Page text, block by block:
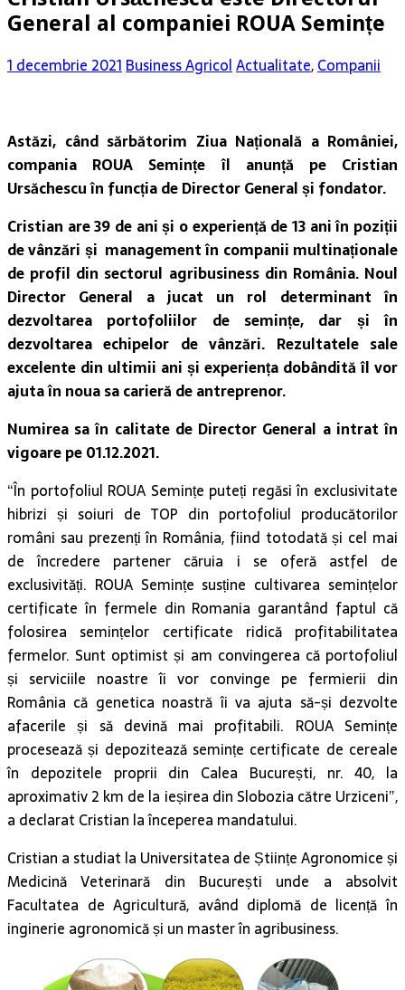
General al companiei ROUA Semințe
1 decembrie 2021Business AgricolActualitate,Companii
Astăzi, când sărbătorim Ziua Națională a României,
compania ROUA Semințe îl anunță pe Cristian
Ursăchescu în funcția de Director General și fondator.
Cristian are 39 de ani și o experiență de 13 ani în poziții
de vânzări și management în companii multinaționale
de profil din sectorul agribusiness din România. Noul
Director General a jucat un rol determinant în
dezvoltarea portofoliilor de semințe, dar și în
dezvoltarea echipelor de vânzări. Rezultatele sale
excelente din ultimii ani și experiența dobândită îl vor
ajuta în noua sa carieră de antreprenor.
Numirea sa în calitate de Director General a intrat în
vigoare pe 01.12.2021.
“În portofoliul ROUA Semințe puteți regăsi în exclusivitate
hibrizi și soiuri de TOP din portofoliul producătorilor
români sau prezenți în România, fiind totodată și cel mai
de încredere partener căruia i se oferă astfel de
exclusivități. ROUA Semințe susține cultivarea semințelor
certificate în fermele din Romania garantând faptul că
folosirea semințelor certificate ridică profitabilitatea
fermelor. Sunt optimist și am convingerea că portofoliul
și serviciile noastre îi vor convinge pe fermierii din
România că genetica noastră îi va ajuta să-și dezvolte
afacerile și să devină mai profitabili. ROUA Semințe
procesează și depozitează semințe certificate de cereale
în depozitele proprii din Calea București, nr. 40, la
aproximativ 2 km de la ieșirea din Slobozia către Urziceni”,
a declarat Cristian la începerea mandatului.
Cristian a studiat la Universitatea de Științe Agronomice și
Medicină Veterinară din București unde a absolvit
Facultatea de Agricultură, având diplomă de licență în
inginerie agronomică și un master în agribusiness.